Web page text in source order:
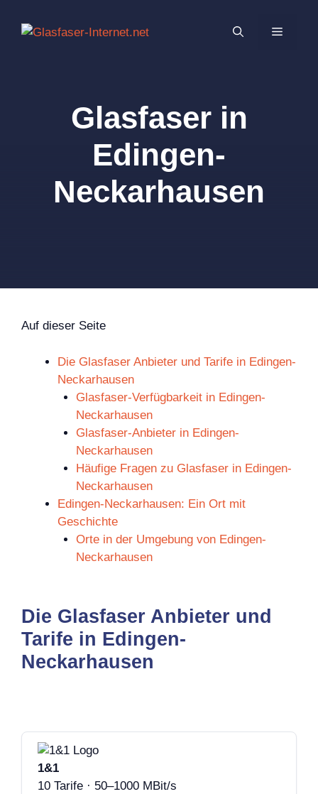
Inhalt
MENÜ
Glasfaser in
Edingen-
Neckarhausen
Auf dieser Seite
Die Glasfaser Anbieter und Tarife in Edingen-
Neckarhausen
Glasfaser-Verfügbarkeit in Edingen-
Neckarhausen
Glasfaser-Anbieter in Edingen-
Neckarhausen
Häufige Fragen zu Glasfaser in Edingen-
Neckarhausen
Edingen-Neckarhausen: Ein Ort mit
Geschichte
Orte in der Umgebung von Edingen-
Neckarhausen
Die Glasfaser Anbieter und
Tarife in Edingen-
Neckarhausen
1&1
10 Tarife · 50–1000 MBit/s